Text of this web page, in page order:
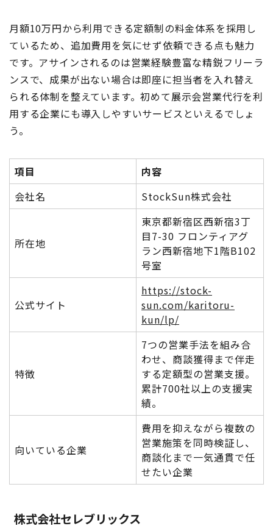
月額10万円から利用できる定額制の料金体系を採用し
ているため、追加費用を気にせず依頼できる点も魅力
です。アサインされるのは営業経験豊富な精鋭フリーラ
ンスで、成果が出ない場合は即座に担当者を入れ替え
られる体制を整えています。初めて展示会営業代行を利
用する企業にも導入しやすいサービスといえるでしょ
う。
項目
内容
会社名
StockSun株式会社
所在地
東京都新宿区西新宿3丁
目7-30 フロンティアグ
ラン西新宿地下1階B102
号室
公式サイト
https://stock-
sun.com/karitoru-
kun/lp/
特徴
7つの営業手法を組み合
わせ、商談獲得まで伴走
する定額型の営業支援。
累計700社以上の支援実
績。
向いている企業
費用を抑えながら複数の
営業施策を同時検証し、
商談化まで一気通貫で任
せたい企業
株式会社セレブリックス